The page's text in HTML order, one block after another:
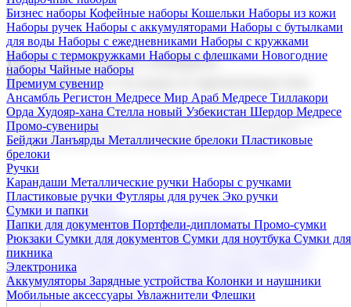
Бизнес наборы Кофейные наборы Кошельки Наборы из кожи
Наборы ручек Наборы с аккумуляторами Наборы с бутылками
для воды Наборы с ежедневниками Наборы с кружками
Наборы с термокружками Наборы с флешками Новогодние
наборы Чайные наборы
Премиум сувенир
Ансамбль Регистон Медресе Мир Араб Медресе Тиллакори
Орда Худояр-хана Стелла новый Узбекистан Шердор Медресе
Промо-сувениры
Бейджи Ланъярды Металлические брелоки Пластиковые
брелоки
Ручки
Карандаши Металлические ручки Наборы с ручками
Пластиковые ручки Футляры для ручек Эко ручки
Сумки и папки
Папки для документов Портфели-дипломаты Промо-сумки
Рюкзаки Сумки для документов Сумки для ноутбука Сумки для
пикника
Электроника
Аккумуляторы Зарядные устройства Колонки и наушники
Мобильные аксессуары Увлажнители Флешки
Корпоративные подарки
Поставка со склада и производство
Мы предлагаем широкий выбор корпоративных подарков и
сувениров с логотипом. В нашем каталоге вы найдете
продукцию для бизнеса, мероприятия и клиентов.
Подарочные наборы
Бизнес наборыКофейные наборы Кошельки
Наборы из кожиНаборы ручекНаборы с аккумуляторами
Наборы с бутылками для воды
Наборы с ежедневниками
Наборы с кружками
флешкамиНовогодние наборыЧайные наборы